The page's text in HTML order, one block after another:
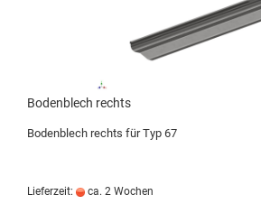
Bodenblech rechts
Bodenblech rechts für Typ 67
Lieferzeit: ca. 2 Wochen